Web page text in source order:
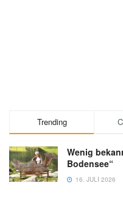
Trending
Wenig
Bodensee“
16. JULI 2026